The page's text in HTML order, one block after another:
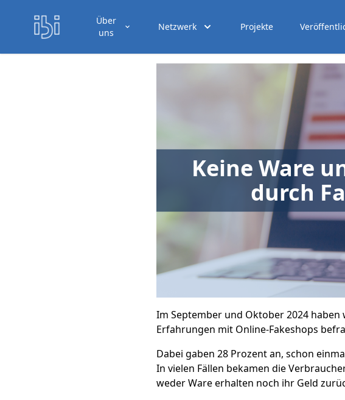
Über
uns
Netzwerk Projekte
Keine Ware
durch
Im September und Oktober 2024
Erfahrungen mit Online-Fakeshops
Dabei gaben 28 Prozent an, schon
In vielen Fällen bekamen die
weder Ware erhalten noch ihr Geld